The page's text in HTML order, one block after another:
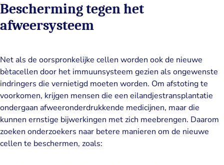
Bescherming tegen het
afweersysteem
Net als de oorspronkelijke cellen worden ook de nieuwe
bètacellen door het immuunsysteem gezien als ongewenste
indringers die vernietigd moeten worden. Om afstoting te
voorkomen, krijgen mensen die een eilandjestransplantatie
ondergaan afweeronderdrukkende medicijnen, maar die
kunnen ernstige bijwerkingen met zich meebrengen. Daarom
zoeken onderzoekers naar betere manieren om de nieuwe
cellen te beschermen, zoals: